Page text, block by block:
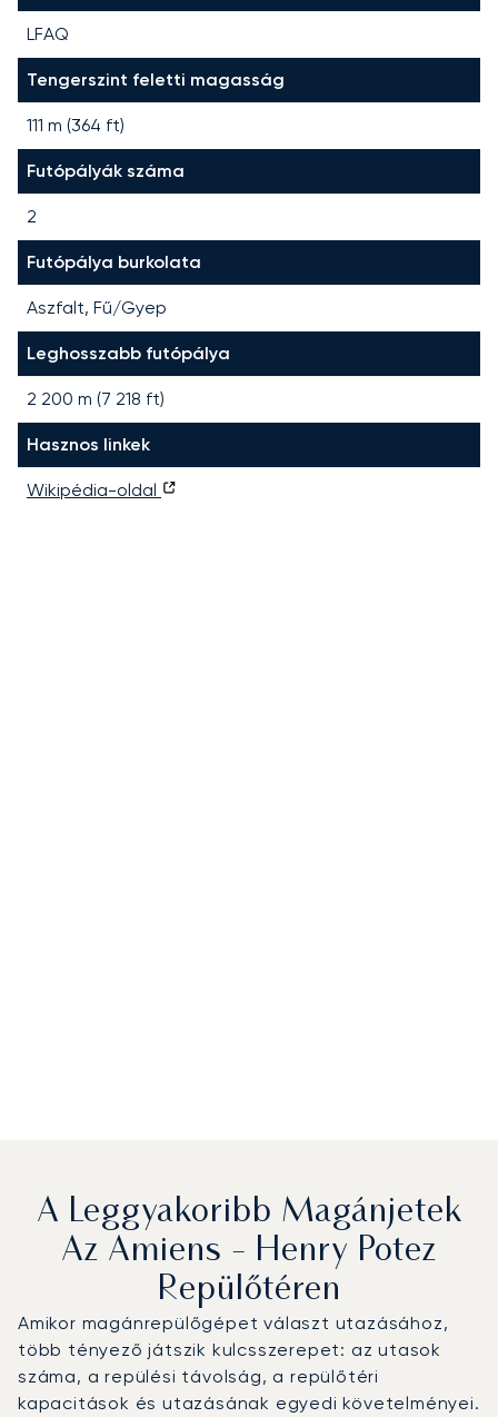
LFAQ
Tengerszint feletti magasság
111 m (364 ft)
Futópályák száma
2
Futópálya burkolata
Aszfalt, Fű/Gyep
Leghosszabb futópálya
2 200 m (7 218 ft)
Hasznos linkek
Wikipédia-oldal
A Leggyakoribb Magánjetek
Az Amiens - Henry Potez
Repülőtéren
Amikor magánrepülőgépet választ utazásához,
több tényező játszik kulcsszerepet: az utasok
száma, a repülési távolság, a repülőtéri
kapacitások és utazásának egyedi követelményei.